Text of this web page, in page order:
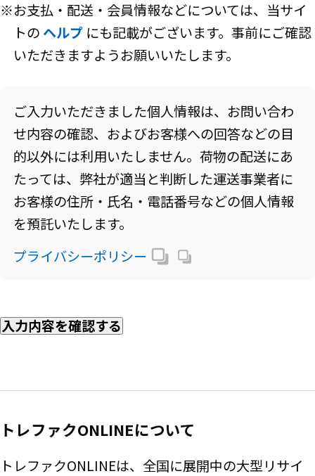
※お支払・配送・会員情報などについては、当サイ
トの ヘルプ にも記載がございます。事前にご確認
いただきますようお願いいたします。
ご入力いただきました個人情報は、お問い合わ
せ内容の確認、およびお客様への回答などの目
的以外には利用いたしません。荷物の配送にあ
たっては、弊社が適当と判断した運送事業者に
お客様の住所・氏名・電話番号などの個人情報
を預託いたします。
プライバシーポリシー
入力内容を確認する
トレファクONLINEについて
トレファクONLINEは、全国に展開中の大型リサイ